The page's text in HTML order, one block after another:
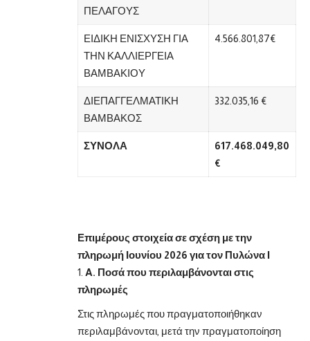
ΠΕΛΑΓΟΥΣ
ΕΙΔΙΚΗ ΕΝΙΣΧΥΣΗ ΓΙΑ
ΤΗΝ ΚΑΛΛΙΕΡΓΕΙΑ
ΒΑΜΒΑΚΙΟΥ
4.566.801,87€
ΔΙΕΠΑΓΓΕΛΜΑΤΙΚΗ
ΒΑΜΒΑΚΟΣ
332.035,16 €
ΣΥΝΟΛΑ
617.468.049,80
€
Επιμέρους στοιχεία σε σχέση με την
πληρωμή Ιουνίου 2026 για τον Πυλώνα Ι
A. Ποσά που περιλαμβάνονται στις
πληρωμές
Στις πληρωμές που πραγματοποιήθηκαν
περιλαμβάνονται, μετά την πραγματοποίηση